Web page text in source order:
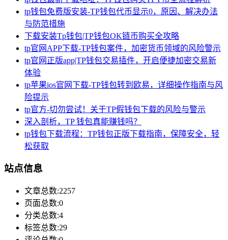
tp钱包免费版安装-TP钱包代币显示0，原因、解决办法
与防范措施
下载安装Tp钱包|TP钱包OK链币购买全攻略
tp官网APP下载-TP钱包案件，加密货币领域的风险警示
tp官网正版app|TP钱包交易插件，开启便捷加密交易新
体验
tp苹果ios官网下载-TP钱包转到欧易，详细操作指南与风
险提示
tp官方-切勿尝试！关于TP假钱包下载的风险与警示
深入剖析，TP 钱包真能赚钱吗？
tp钱包下载流程：TP钱包正版下载指南，保障安全，轻
松获取
站点信息
文章总数:2257
页面总数:0
分类总数:4
标签总数:29